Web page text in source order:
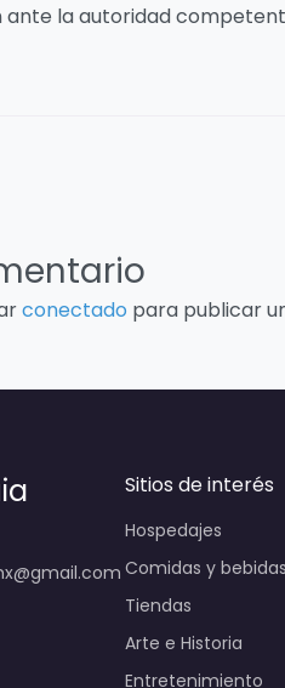
ante la autoridad
conectado para publicar
Sitios de interés
Hospedajes
Comidas y bebidas
Tiendas
Arte e Historia
Entretenimiento